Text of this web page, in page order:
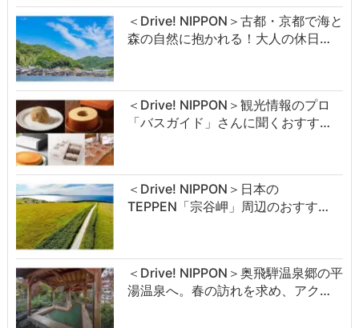
＜Drive! NIPPON＞古都・京都で海と
森の自然に抱かれる！大人の休日…
＜Drive! NIPPON＞観光情報のプロ
「バスガイド」さんに聞くおすす…
＜Drive! NIPPON＞日本の
TEPPEN「宗谷岬」周辺のおすす…
＜Drive! NIPPON＞奥飛騨温泉郷の平
湯温泉へ。春の訪れを求め、アク…